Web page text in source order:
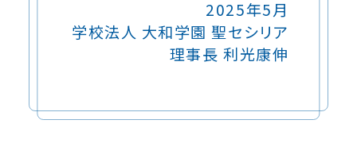
2025年5月
学校法人 大和学園 聖セシリア
理事長 利光康伸